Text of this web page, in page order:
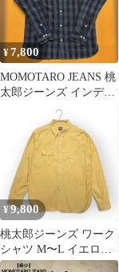
¥7,800
MOMOTARO JEANS 桃
太郎ジーンズ インディ
ゴ デニムシャツ 美品
¥9,800
桃太郎ジーンズ ワーク
シャツ M〜L イエロー
ガチャポケ 空環 藍布屋